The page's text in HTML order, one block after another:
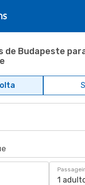
de Budapeste
1